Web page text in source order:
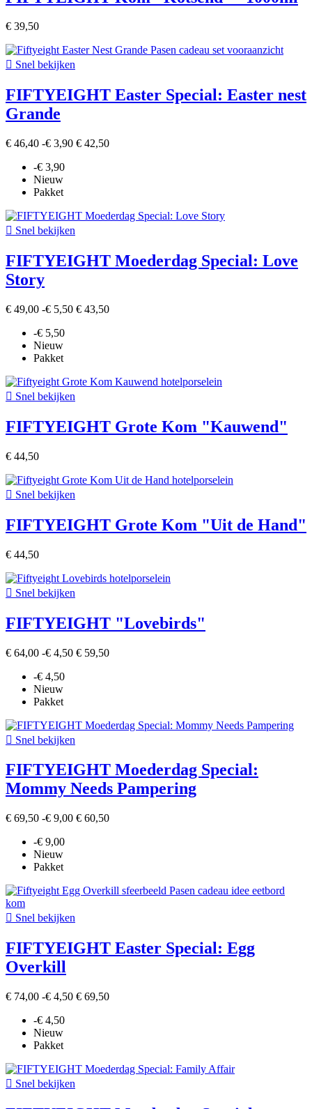
€ 39,50
 Snel bekijken
FIFTYEIGHT Easter Special: Easter nest
Grande
€ 46,40 -€ 3,90 € 42,50
-€ 3,90
Nieuw
Pakket
 Snel bekijken
FIFTYEIGHT Moederdag Special: Love
Story
€ 49,00 -€ 5,50 € 43,50
-€ 5,50
Nieuw
Pakket
 Snel bekijken
FIFTYEIGHT Grote Kom "Kauwend"
€ 44,50
 Snel bekijken
FIFTYEIGHT Grote Kom "Uit de Hand"
€ 44,50
 Snel bekijken
FIFTYEIGHT "Lovebirds"
€ 64,00 -€ 4,50 € 59,50
-€ 4,50
Nieuw
Pakket
 Snel bekijken
FIFTYEIGHT Moederdag Special:
Mommy Needs Pampering
€ 69,50 -€ 9,00 € 60,50
-€ 9,00
Nieuw
Pakket
 Snel bekijken
FIFTYEIGHT Easter Special: Egg
Overkill
€ 74,00 -€ 4,50 € 69,50
-€ 4,50
Nieuw
Pakket
 Snel bekijken